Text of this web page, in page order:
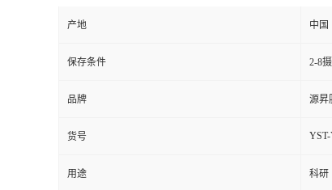
产地 中国
保存条件 2-8
品牌 源昇
货号
用途 科研